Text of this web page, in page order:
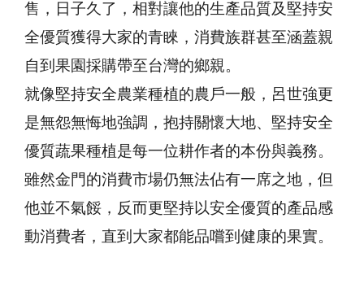
售，日子久了，相對讓他的生產品質及堅持安
全優質獲得大家的青睞，消費族群甚至涵蓋親
自到果園採購帶至台灣的鄉親。
就像堅持安全農業種植的農戶一般，呂世強更
是無怨無悔地強調，抱持關懷大地、堅持安全
優質蔬果種植是每一位耕作者的本份與義務。
雖然金門的消費市場仍無法佔有一席之地，但
他並不氣餒，反而更堅持以安全優質的產品感
動消費者，直到大家都能品嚐到健康的果實。